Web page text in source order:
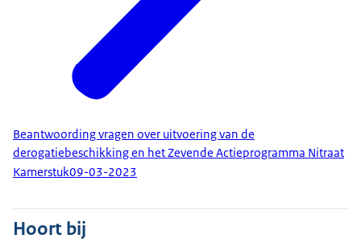
Beantwoording vragen over uitvoering van de
derogatiebeschikking en het Zevende Actieprogramma Nitraat
Kamerstuk09-03-2023
Hoort bij